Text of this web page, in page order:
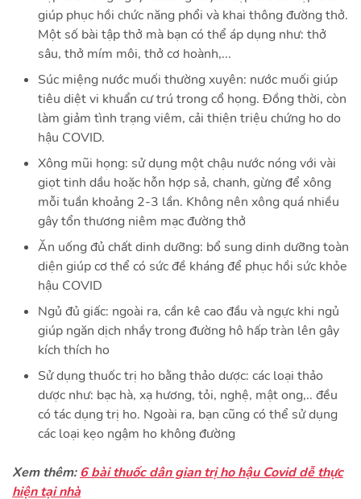
giúp phục hồi chức năng phổi và khai thông đường thở.
Một số bài tập thở mà bạn có thể áp dụng như: thở
sâu, thở mím môi, thở cơ hoành,...
Súc miệng nước muối thường xuyên: nước muối giúp
tiêu diệt vi khuẩn cư trú trong cổ họng. Đồng thời, còn
làm giảm tình trạng viêm, cải thiện triệu chứng ho do
hậu COVID.
Xông mũi họng: sử dụng một chậu nước nóng với vài
giọt tinh dầu hoặc hỗn hợp sả, chanh, gừng để xông
mỗi tuần khoảng 2-3 lần. Không nên xông quá nhiều
gây tổn thương niêm mạc đường thở
Ăn uống đủ chất dinh dưỡng: bổ sung dinh dưỡng toàn
diện giúp cơ thể có sức đề kháng để phục hồi sức khỏe
hậu COVID
Ngủ đủ giấc: ngoài ra, cần kê cao đầu và ngực khi ngủ
giúp ngăn dịch nhầy trong đường hô hấp tràn lên gây
kích thích ho
Sử dụng thuốc trị ho bằng thảo dược: các loại thảo
dược như: bạc hà, xạ hương, tỏi, nghệ, mật ong,.. đều
có tác dụng trị ho. Ngoài ra, bạn cũng có thể sử dụng
các loại kẹo ngậm ho không đường
Xem thêm: 6 bài thuốc dân gian trị ho hậu Covid dễ thực
hiện tại nhà